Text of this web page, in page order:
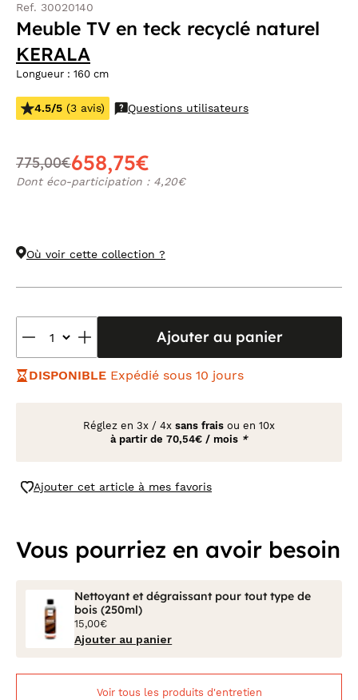
Ref. 30020140
Meuble TV en teck recyclé naturel
KERALA
Longueur : 160 cm
4.5/5 (3 avis) Questions utilisateurs
775,00€658,75€
Dont éco-participation : 4,20€
Où voir cette collection ?
Ajouter au panier
DISPONIBLE Expédié sous 10 jours
Réglez en 3x / 4x sans frais ou en 10x
à partir de 70,54€ / mois *
Ajouter cet article à mes favoris
Vous pourriez en avoir besoin
Nettoyant et dégraissant pour tout type de
bois (250ml)
15,00€
Ajouter au panier
Voir tous les produits d'entretien